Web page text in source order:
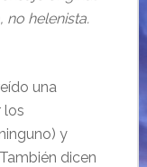
no helenista.
una
los
y
dicen